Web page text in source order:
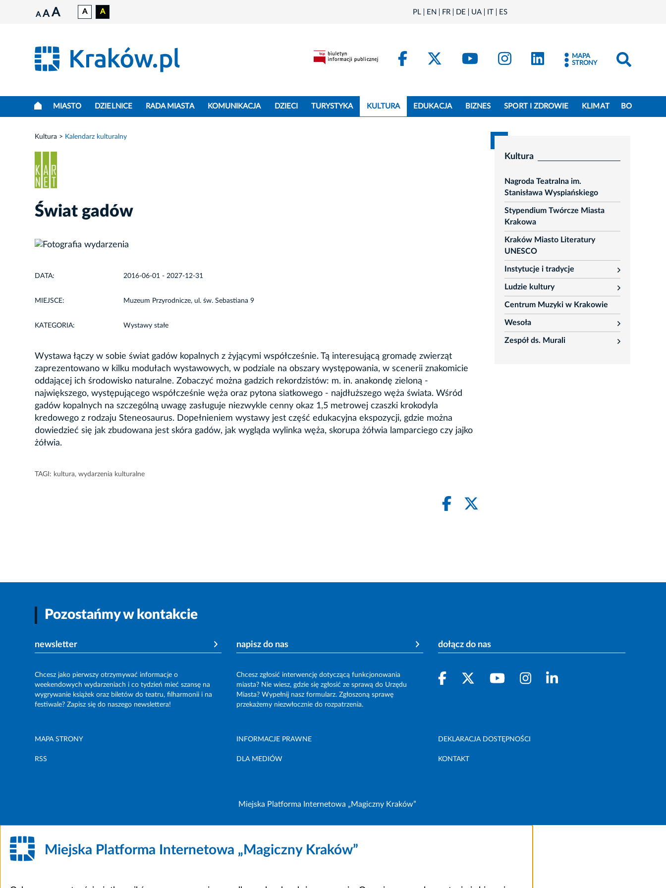
A A A A A PL EN FR DE UA IT ES
FacebookKraków - X
Kraków - YouTube
Kraków - Instagram
Kraków - LinkedIn
MAPA
STRONY
MIASTO DZIELNICE RADA MIASTA KOMUNIKACJA DZIECI TURYSTYKA KULTURA EDUKACJA BIZNES SPORT I ZDROWIE KLIMAT BO
Kultura Kalendarz kulturalny
Świat gadów
DATA: 2016-06-01 - 2027-12-31
MIEJSCE: Muzeum Przyrodnicze, ul. św. Sebastiana 9
KATEGORIA: Wystawy stałe
Wystawa łączy w sobie świat gadów kopalnych z żyjącymi współcześnie. Tą interesującą gromadę zwierząt
zaprezentowano w kilku modułach wystawowych, w podziale na obszary występowania, w scenerii znakomicie
oddającej ich środowisko naturalne. Zobaczyć można gadzich rekordzistów: m. in. anakondę zieloną -
największego, występującego współcześnie węża oraz pytona siatkowego - najdłuższego węża świata. Wśród
gadów kopalnych na szczególną uwagę zasługuje niezwykle cenny okaz 1,5 metrowej czaszki krokodyla
kredowego z rodzaju Steneosaurus. Dopełnieniem wystawy jest część edukacyjna ekspozycji, gdzie można
dowiedzieć się jak zbudowana jest skóra gadów, jak wygląda wylinka węża, skorupa żółwia lamparciego czy jajko
żółwia.
TAGI: kultura, wydarzenia kulturalne
Kultura
Nagroda Teatralna im.
Stanisława Wyspiańskiego
Stypendium Twórcze Miasta
Krakowa
Kraków Miasto Literatury
UNESCO
Instytucje i tradycje
rozwiń
Ludzie kultury
rozwiń
Centrum Muzyki w Krakowie
Wesoła
rozwiń
Zespół ds. Murali
rozwiń
Pozostańmy w kontakcie
newsletter
Chcesz jako pierwszy otrzymywać informacje o
weekendowych wydarzeniach i co tydzień mieć szansę na
wygrywanie książek oraz biletów do teatru, filharmonii i na
festiwale? Zapisz się do naszego newslettera!
napisz do nas
Chcesz zgłosić interwencję dotyczącą funkcjonowania
miasta? Nie wiesz, gdzie się zgłosić ze sprawą do Urzędu
Miasta? Wypełnij nasz formularz. Zgłoszoną sprawę
przekażemy niezwłocznie do rozpatrzenia.
dołącz do nas
MAPA STRONY INFORMACJE PRAWNE DEKLARACJA DOSTĘPNOŚCI
RSS DLA MEDIÓW KONTAKT
Miejska Platforma Internetowa „Magiczny Kraków”
Miejska Platforma Internetowa „Magiczny Kraków”